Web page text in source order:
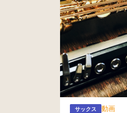
サックス 動画